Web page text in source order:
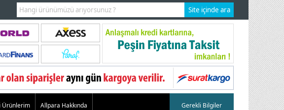
Ürünlerim Allpara Hakkında Gerekli Bilgiler